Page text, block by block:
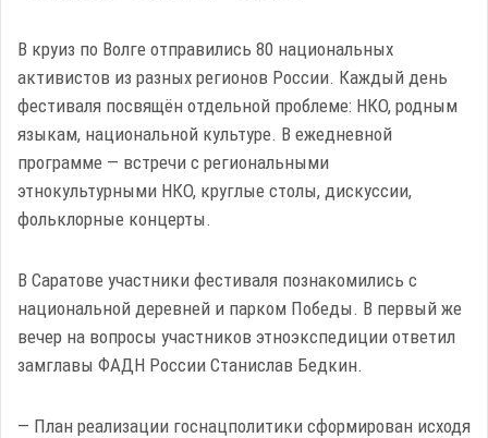
В круиз по Волге отправились 80 национальных
активистов из разных регионов России. Каждый день
фестиваля посвящён отдельной проблеме: НКО, родным
языкам, национальной культуре. В ежедневной
программе — встречи с региональными
этнокультурными НКО, круглые столы, дискуссии,
фольклорные концерты.
В Саратове участники фестиваля познакомились с
национальной деревней и парком Победы. В первый же
вечер на вопросы участников этноэкспедиции ответил
замглавы ФАДН России Станислав Бедкин.
— План реализации госнацполитики сформирован исходя